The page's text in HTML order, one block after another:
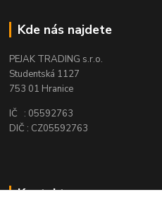
Kde nás najdete
PEJAK TRADING s.r.o.
Studentská 1127
753 01 Hranice
IČ : 05592763
DIČ : CZ05592763
Kontakty